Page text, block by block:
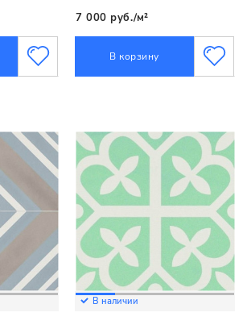
7 000 руб./м²
В корзину
В наличии